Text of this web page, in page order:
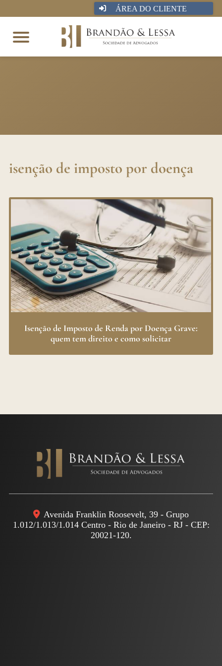
ÁREA DO CLIENTE
isenção de imposto por doença
Isenção de Imposto de Renda por Doença Grave:
quem tem direito e como solicitar
Avenida Franklin Roosevelt, 39 - Grupo
1.012/1.013/1.014 Centro - Rio de Janeiro - RJ - CEP:
20021-120.